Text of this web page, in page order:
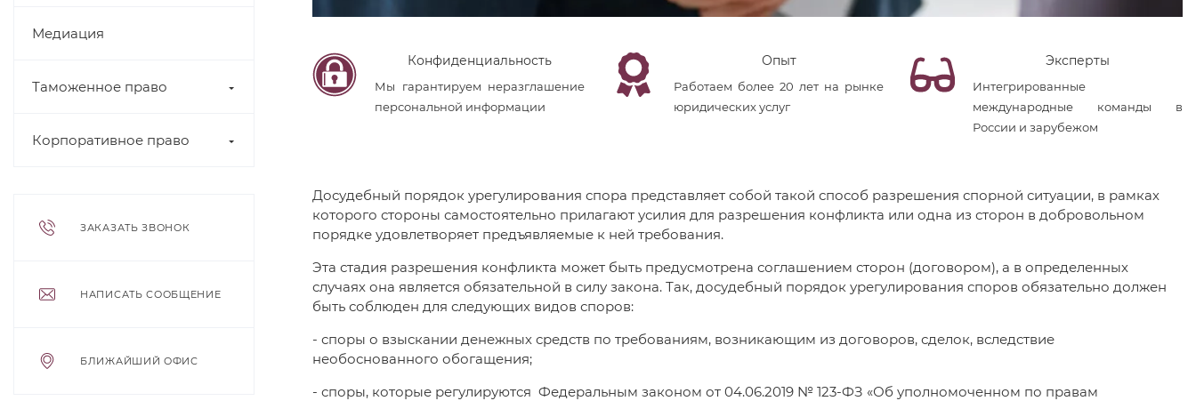
Медиация
Таможенное право
Корпоративное право
ЗАКАЗАТЬ ЗВОНОК
НАПИСАТЬ СООБЩЕНИЕ
БЛИЖАЙШИЙ ОФИС
Конфиденциальность
Мы гарантируем неразглашение
персональной информации
Опыт
Работаем более 20 лет на рынке
юридических услуг
Эксперты
Интегрированные
международные команды в
России и зарубежом
Досудебный порядок урегулирования спора представляет собой такой способ разрешения спорной ситуации, в рамках
которого стороны самостоятельно прилагают усилия для разрешения конфликта или одна из сторон в добровольном
порядке удовлетворяет предъявляемые к ней требования.
Эта стадия разрешения конфликта может быть предусмотрена соглашением сторон (договором), а в определенных
случаях она является обязательной в силу закона. Так, досудебный порядок урегулирования споров обязательно должен
быть соблюден для следующих видов споров:
- споры о взыскании денежных средств по требованиям, возникающим из договоров, сделок, вследствие
необоснованного обогащения;
- споры, которые регулируются Федеральным законом от 04.06.2019 № 123-ФЗ «Об уполномоченном по правам